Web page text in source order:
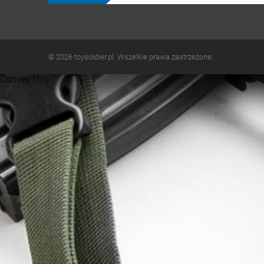
© 2026 toysoldier.pl. Wszelkie prawa zastrzeżone.
ConveyThis